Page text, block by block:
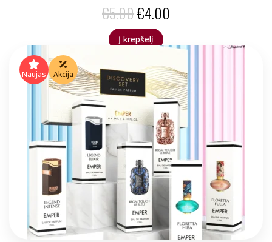
€5.00Original
price
€5.00.
€4.00
is:
€4.00.
Į krepšelį
Naujas Akcija